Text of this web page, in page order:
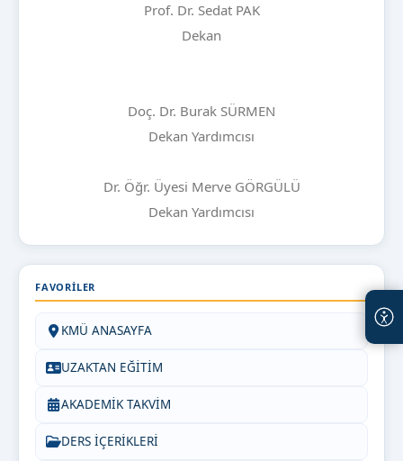
Prof. Dr. Sedat PAK
Dekan
Doç. Dr. Burak SÜRMEN
Dekan Yardımcısı
Dr. Öğr. Üyesi Merve GÖRGÜLÜ
Dekan Yardımcısı
FAVORILER
KMÜ ANASAYFA
UZAKTAN EĞİTİM
AKADEMİK TAKVİM
DERS İÇERİKLERİ